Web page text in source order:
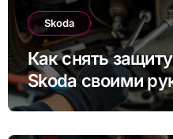
Skoda
Как снять
Skoda своими
инструкция для